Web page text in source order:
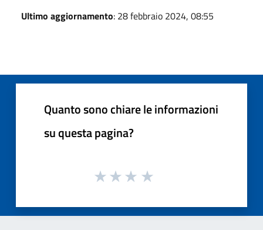
Ultimo aggiornamento: 28 febbraio 2024, 08:55
Quanto sono chiare le informazioni
su questa pagina?